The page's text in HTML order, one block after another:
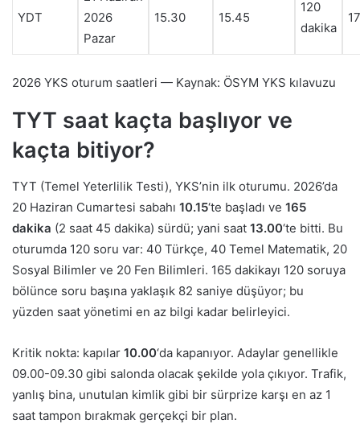
YDT
2026
Pazar
15.30 15.45
120
dakika
2026 YKS oturum saatleri — Kaynak: ÖSYM YKS kılavuzu
TYT saat kaçta başlıyor ve
kaçta bitiyor?
TYT (Temel Yeterlilik Testi), YKS’nin ilk oturumu. 2026’da
20 Haziran Cumartesi sabahı 10.15‘te başladı ve 165
dakika (2 saat 45 dakika) sürdü; yani saat 13.00‘te bitti. Bu
oturumda 120 soru var: 40 Türkçe, 40 Temel Matematik, 20
Sosyal Bilimler ve 20 Fen Bilimleri. 165 dakikayı 120 soruya
bölünce soru başına yaklaşık 82 saniye düşüyor; bu
yüzden saat yönetimi en az bilgi kadar belirleyici.
Kritik nokta: kapılar 10.00‘da kapanıyor. Adaylar genellikle
09.00-09.30 gibi salonda olacak şekilde yola çıkıyor. Trafik,
yanlış bina, unutulan kimlik gibi bir sürprize karşı en az 1
saat tampon bırakmak gerçekçi bir plan.